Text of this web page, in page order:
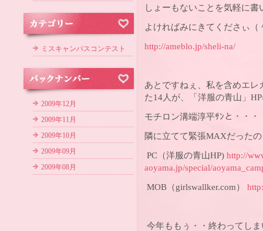
しょーもないことを気軽に
よければみにきてくださぃ
http://ameblo.jp/sheli-na/
あとですねぇ、私を含めエ
た14人が、「洋服の青山」
モチロン溝端淳平ｻﾝと・・
隣に立てて緊張MAXだった
PC（洋服の青山HP) http://
aoyama.jp/special/
MOB（girlswallker.com）
今年ももぅ・・終わってし
ミスキャンパスコンテスト
2009年12月
2009年11月
2009年10月
2009年09月
2009年08月